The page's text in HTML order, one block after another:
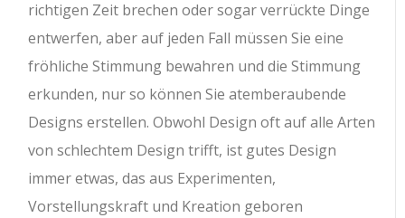
richtigen Zeit brechen oder sogar verrückte Dinge
entwerfen, aber auf jeden Fall müssen Sie eine
fröhliche Stimmung bewahren und die Stimmung
erkunden, nur so können Sie atemberaubende
Designs erstellen. Obwohl Design oft auf alle Arten
von schlechtem Design trifft, ist gutes Design
immer etwas, das aus Experimenten,
Vorstellungskraft und Kreation geboren